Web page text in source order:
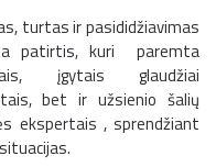
turtas ir pasididžiavimas
patirtis, kuri paremta
įgytais glaudžiai
bet ir užsienio šalių
ekspertais , sprendžiant